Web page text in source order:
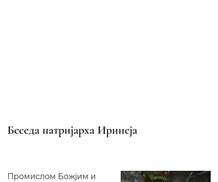
Беседа патријарха Иринеја
Промислом Божјим и